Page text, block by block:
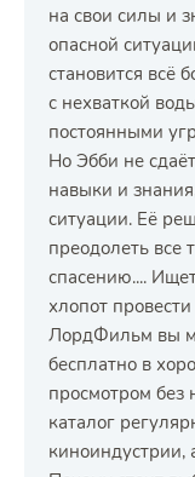
на свои силы и
опасной
становится всё
с нехваткой
постоянными
Но Эбби не
навыки и
ситуации. Её
преодолеть все
спасению....
хлопот
ЛордФильм вы
бесплатно в
просмотром
каталог
киноиндустрии,